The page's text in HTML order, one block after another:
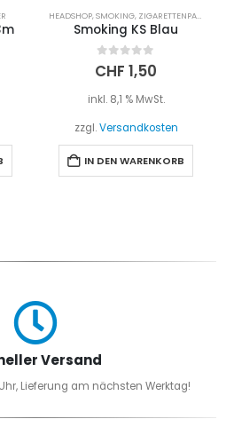
HEADSHOP,SMOKING, ZIGARETTENPAPIER
Smoking KS Blau
0out of 5
CHF 1,50
inkl. 8,1 % MwSt.
zzgl.Versandkosten
IN DEN WARENKORB
Versand
Lieferung am nächsten Werktag!